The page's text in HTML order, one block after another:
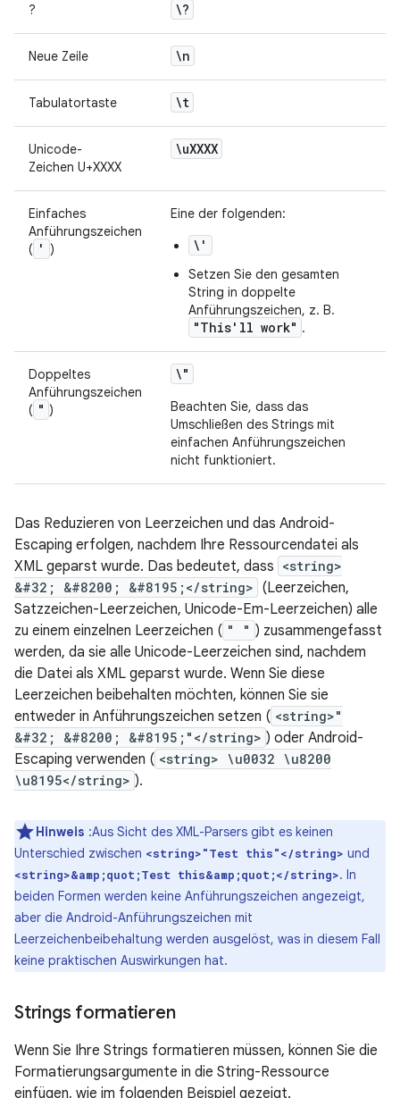
? \?
Neue Zeile \n
Tabulatortaste \t
Unicode-
Zeichen U+XXXX
\uXXXX
Einfaches
Anführungszeichen
( ' )
Eine der folgenden:
\'
Setzen Sie den gesamten
String in doppelte
Anführungszeichen, z. B.
"This'll work" .
Doppeltes
Anführungszeichen
( " )
\"
Beachten Sie, dass das
Umschließen des Strings mit
einfachen Anführungszeichen
nicht funktioniert.
Das Reduzieren von Leerzeichen und das Android-
Escaping erfolgen, nachdem Ihre Ressourcendatei als
XML geparst wurde. Das bedeutet, dass <string>
&#32; &#8200; &#8195;</string> (Leerzeichen,
Satzzeichen-Leerzeichen, Unicode-Em-Leerzeichen) alle
zu einem einzelnen Leerzeichen ( " " ) zusammengefasst
werden, da sie alle Unicode-Leerzeichen sind, nachdem
die Datei als XML geparst wurde. Wenn Sie diese
Leerzeichen beibehalten möchten, können Sie sie
entweder in Anführungszeichen setzen ( <string>"
&#32; &#8200; &#8195;"</string> ) oder Android-
Escaping verwenden ( <string> \u0032 \u8200
\u8195</string> ).
Hinweis :Aus Sicht des XML-Parsers gibt es keinen
Unterschied zwischen <string>"Test this"</string> und
<string>&amp;quot;Test this&amp;quot;</string>. In
beiden Formen werden keine Anführungszeichen angezeigt,
aber die Android-Anführungszeichen mit
Leerzeichenbeibehaltung werden ausgelöst, was in diesem Fall
keine praktischen Auswirkungen hat.
Strings formatieren
Wenn Sie Ihre Strings formatieren müssen, können Sie die
Formatierungsargumente in die String-Ressource
einfügen, wie im folgenden Beispiel gezeigt.